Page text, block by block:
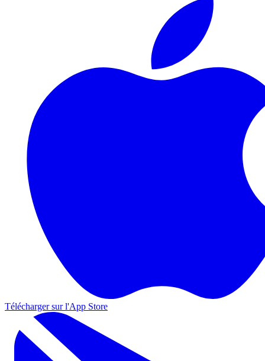
Télécharger sur l'App Store